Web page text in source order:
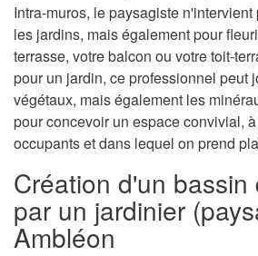
Intra-muros, le paysagiste
les jardins, mais également pour
terrasse, votre balcon ou votre toit-
pour un jardin, ce professionnel peut
végétaux, mais également les
pour concevoir un espace convivial,
occupants et dans lequel on prend
Création d'un bassin
par un jardinier
Ambléon